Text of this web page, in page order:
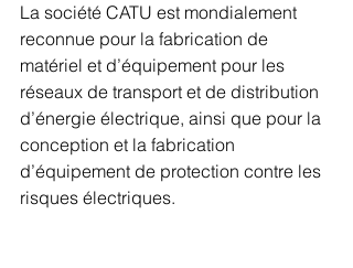
La société CATU est mondialement
reconnue pour la fabrication de
matériel et d’équipement pour les
réseaux de transport et de distribution
d’énergie électrique, ainsi que pour la
conception et la fabrication
d’équipement de protection contre les
risques électriques.